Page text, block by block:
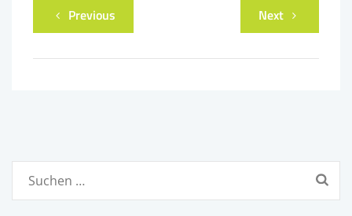
Previous Next